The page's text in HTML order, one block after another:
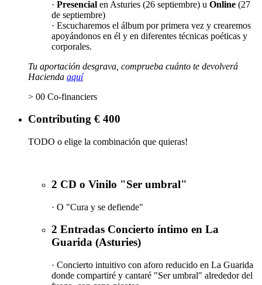
· Presencial en Asturies (26 septiembre) u Online (27
de septiembre)
· Escucharemos el álbum por primera vez y crearemos
apoyándonos en él y en diferentes técnicas poéticas y
corporales.
Tu aportación desgrava, comprueba cuánto te devolverá
Hacienda aquí
> 00 Co-financiers
Contributing € 400
TODO o elige la combinación que quieras!
2 CD o Vinilo "Ser umbral"
· O "Cura y se defiende"
2 Entradas Concierto íntimo en La
Guarida (Asturies)
· Concierto intuitivo con aforo reducido en La Guarida
donde compartiré y cantaré "Ser umbral" alrededor del